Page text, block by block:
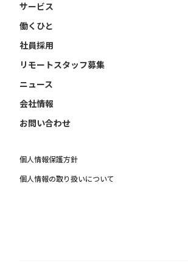
サービス
働くひと
社員採用
リモートスタッフ募集
ニュース
会社情報
お問い合わせ
個人情報保護方針
個人情報の取り扱いについて